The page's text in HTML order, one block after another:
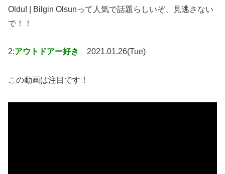
Oldu! | Bilgin Olsunって人気で話題らしいぞ、見逃さない
で！！
2:アウトドアー好き 2021.01.26(Tue)
この動画は注目です！